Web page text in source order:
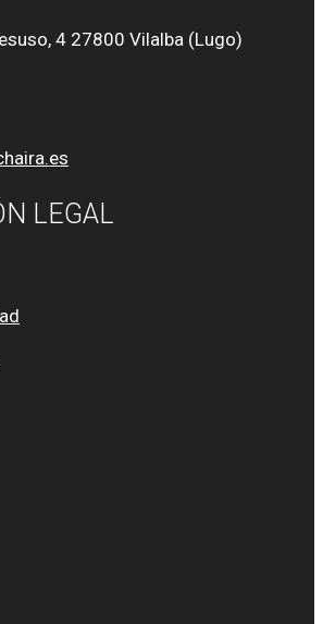
4 27800 Vilalba (Lugo)
LEGAL